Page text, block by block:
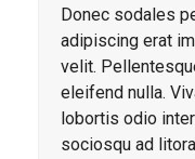
Donec sodales
adipiscing erat
velit.
eleifend nulla.
lobortis odio
sociosqu ad